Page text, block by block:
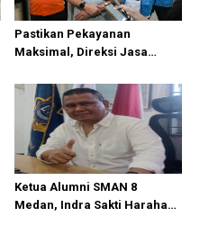
Pastikan Pekayanan
Maksimal, Direksi Jasa
Kebakaran KM Mutiara
Sentosa II
Ketua Alumni SMAN 8
Medan, Indra Sakti Harahap